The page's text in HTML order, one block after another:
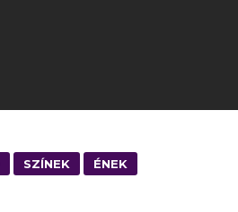
SZÍNEK ÉNEK